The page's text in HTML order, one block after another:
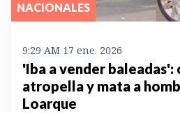
NACIONALES
9:29 AM 17 ene. 2026
'Iba a vender
atropella y mata a
Loarque